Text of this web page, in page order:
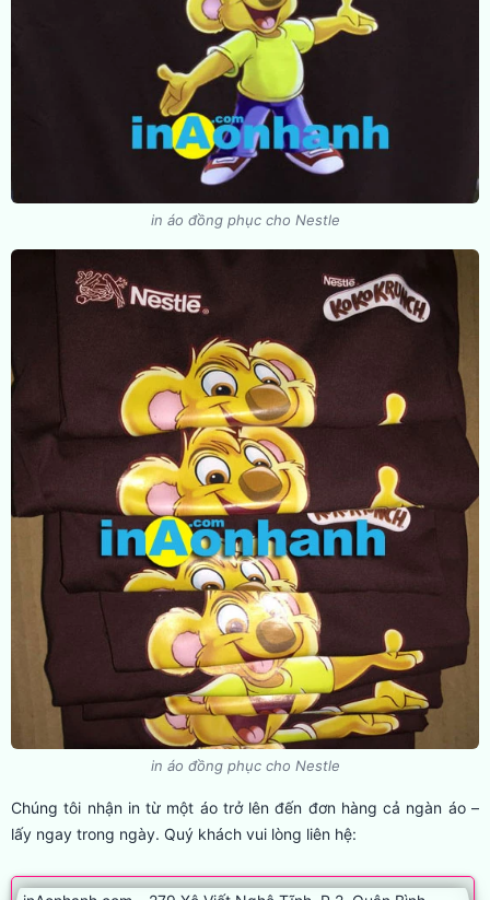
in áo đồng phục cho Nestle
in áo đồng phục cho Nestle
Chúng tôi nhận in từ một áo trở lên đến đơn hàng cả ngàn áo –
lấy ngay trong ngày. Quý khách vui lòng liên hệ: